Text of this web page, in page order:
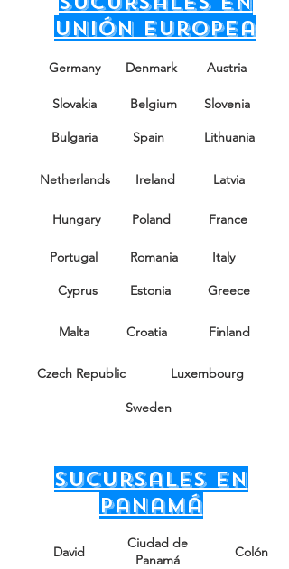
Unión Europea
Germany
Slovakia
Bulgaria
Denmark
Belgium
Spain
Austria
Slovenia
Lithuania
Netherlands Ireland
Hungary Poland
Portugal
Cyprus
Romania
Estonia
Latvia
France
Italy
Greece
Malta Croatia
Czech Republic
Finland
Luxembourg
Sweden
sucursales en
Panamá
David
Ciudad de
Panamá
Colón